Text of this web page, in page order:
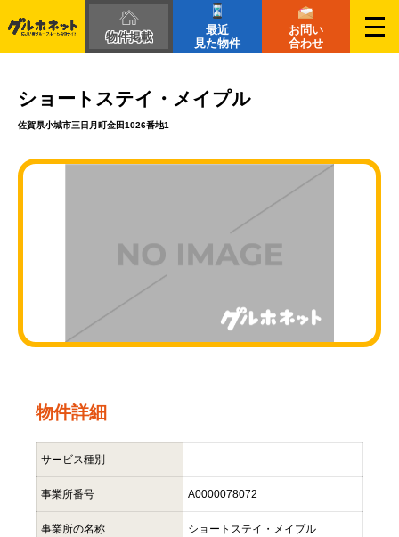
物件掲載
最近
見た物件
お問い
合わせ
ショートステイ・メイプル
佐賀県小城市三日月町金田1026番地1
物件詳細
サービス種別 -
事業所番号 A0000078072
事業所の名称 ショートステイ・メイプル